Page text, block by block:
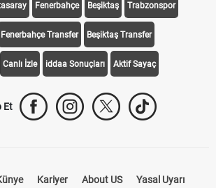
Fenerbahçe Beşiktaş Trabzonspor
Fenerbahçe Transfer Beşiktaş Transfer
Canlı İzle iddaa Sonuçları Aktif Sayaç
Et
Kariyer About US Yasal Uyarı